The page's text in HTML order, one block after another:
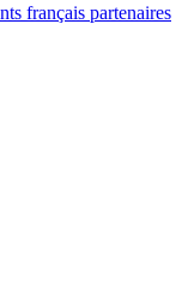
français partenaires